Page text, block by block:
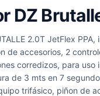
DZ
2.0T JetFlex
de accesorios, 2
corredizos, para
de 3 mts en 7
trifásico, piñon de